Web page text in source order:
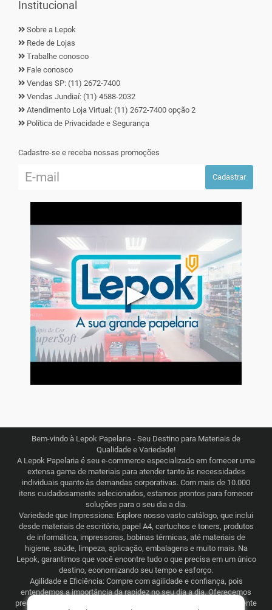
Institucional
Sobre a Lepok
Rede de Lojas
Trabalhe conosco
Fale conosco
Vendas SP: (11) 2672-7400
Vendas Jundiaí: (11) 4588-2032
Atendimento Loja Virtual: (11) 2672-7400 opção 2
Política de Privacidade e Segurança
Cadastre-se e receba nossas promoções
Cadastrar
▶
Bem-vindo à Lepok Papelaria - Seu Destino para Materiais de
Qualidade e Variedade!
A Lepok Papelaria é seu e-commerce especializado em fornecer uma
extensa gama de materiais para atender tanto às necessidades
individuais quanto às demandas corporativas. Com mais de 10.000
itens cuidadosamente selecionados, estamos prontos para fornecer
soluções para o seu dia a dia.
Variedade que Impressiona: Explore nosso vasto catálogo, que inclui
desde materiais de escritório, papel A4, cartuchos e toners, produtos
de informática, impressoras, bobinas térmicas, até materiais de
higiene, saúde, limpeza, aplicação, embalagens e muito mais. Na
Lepok, garantimos que você encontre tudo o que precisa em um único
destino, economizando seu tempo e esforço.
Agilidade e Eficiência: Compre com agilidade e confiança, pois
entendemos a importância da rapidez no seu dia a dia. Oferecemos
preços justos e competitivos, combinados com uma logística eficiente